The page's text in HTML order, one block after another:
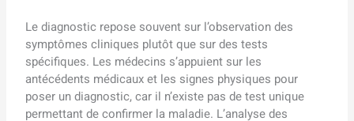
Le diagnostic repose souvent sur l’observation des
symptômes cliniques plutôt que sur des tests
spécifiques. Les médecins s’appuient sur les
antécédents médicaux et les signes physiques pour
poser un diagnostic, car il n’existe pas de test unique
permettant de confirmer la maladie. L’analyse des